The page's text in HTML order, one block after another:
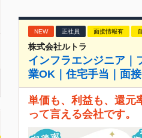
NEW 正社員 面接情報有
株式会社ルトラ
インフラエンジニア｜
業OK｜住宅手当｜面接
単価も、利益も、還元
って言える会社です。